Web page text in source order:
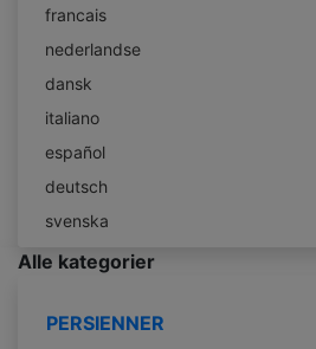
francais
nederlandse
dansk
italiano
español
deutsch
svenska
Alle kategorier
PERSIENNER